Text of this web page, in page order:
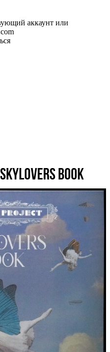
аккаунт или
Book